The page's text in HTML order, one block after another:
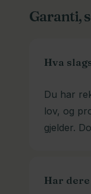
batteriet
veldig
og
ikke har
Garanti,
Hva
Du har
lov, og
gjelder.
Har